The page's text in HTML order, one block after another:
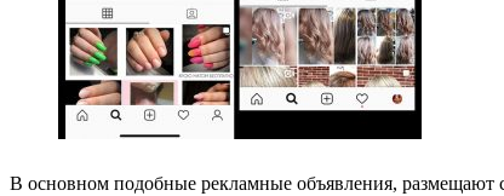
В основном подобные рекламные объявления, размещают